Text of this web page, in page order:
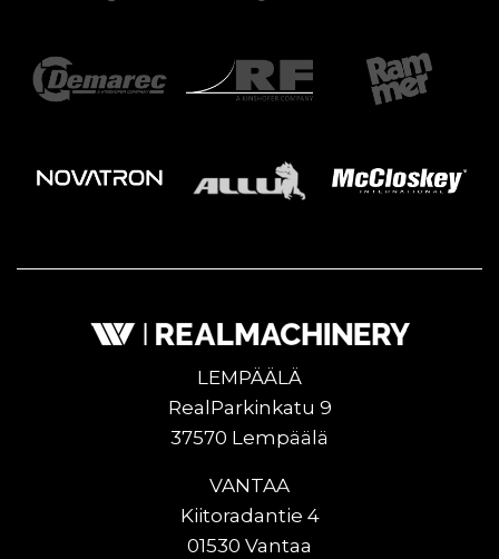
LEMPÄÄLÄ
RealParkinkatu 9
37570 Lempäälä
VANTAA
Kiitoradantie 4
01530 Vantaa